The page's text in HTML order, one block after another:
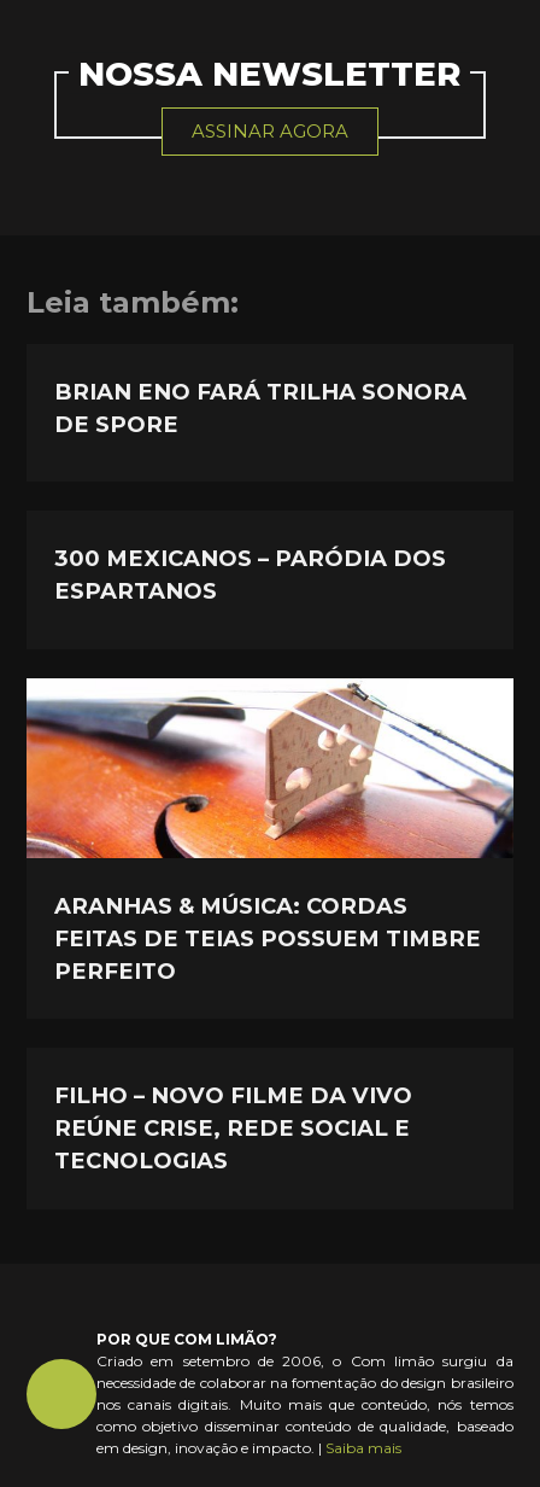
NOSSA NEWSLETTER
ASSINAR AGORA
Leia também:
BRIAN ENO FARÁ TRILHA SONORA
DE SPORE
300 MEXICANOS – PARÓDIA DOS
ESPARTANOS
ARANHAS & MÚSICA: CORDAS
FEITAS DE TEIAS POSSUEM TIMBRE
PERFEITO
FILHO – NOVO FILME DA VIVO
REÚNE CRISE, REDE SOCIAL E
TECNOLOGIAS
POR QUE COM LIMÃO?
Criado em setembro de 2006, o Com limão surgiu da
necessidade de colaborar na fomentação do design brasileiro
nos canais digitais. Muito mais que conteúdo, nós temos
como objetivo disseminar conteúdo de qualidade, baseado
em design, inovação e impacto. | Saiba mais